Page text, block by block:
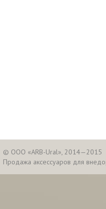
© ООО «ARB-Ural», 2014—2015
Продажа аксессуаров для